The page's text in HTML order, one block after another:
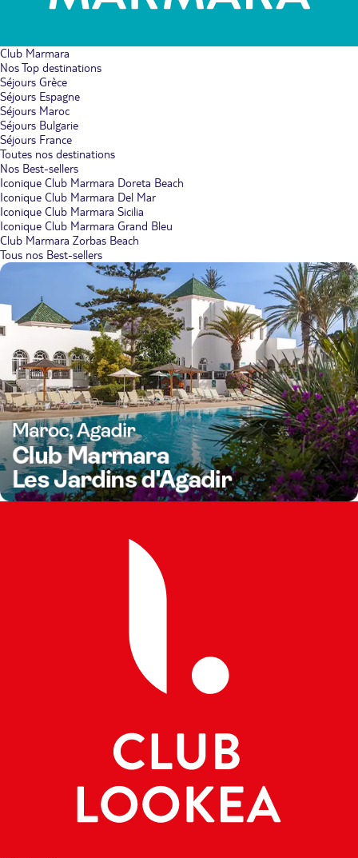
Club Marmara
Nos Top destinations
Séjours Grèce
Séjours Espagne
Séjours Maroc
Séjours Bulgarie
Séjours France
Toutes nos destinations
Nos Best-sellers
Iconique Club Marmara Doreta Beach
Iconique Club Marmara Del Mar
Iconique Club Marmara Sicilia
Iconique Club Marmara Grand Bleu
Club Marmara Zorbas Beach
Tous nos Best-sellers